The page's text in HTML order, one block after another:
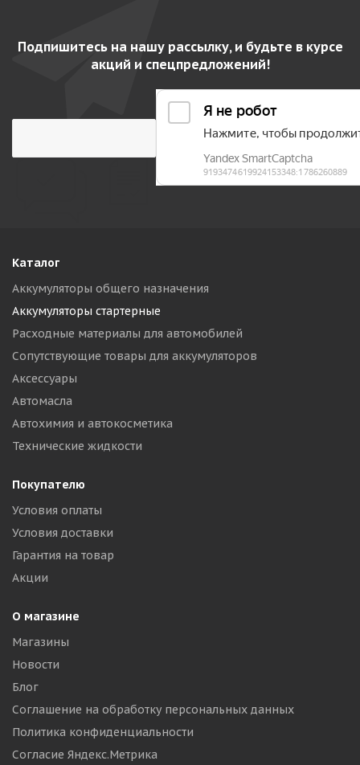
Подпишитесь на нашу рассылку, и будьте в курсе
акций и спецпредложений!
Каталог
Аккумуляторы общего назначения
Аккумуляторы стартерные
Расходные материалы для автомобилей
Сопутствующие товары для аккумуляторов
Аксессуары
Автомасла
Автохимия и автокосметика
Технические жидкости
Покупателю
Условия оплаты
Условия доставки
Гарантия на товар
Акции
О магазине
Магазины
Новости
Блог
Соглашение на обработку персональных данных
Политика конфиденциальности
Согласие Яндекс.Метрика